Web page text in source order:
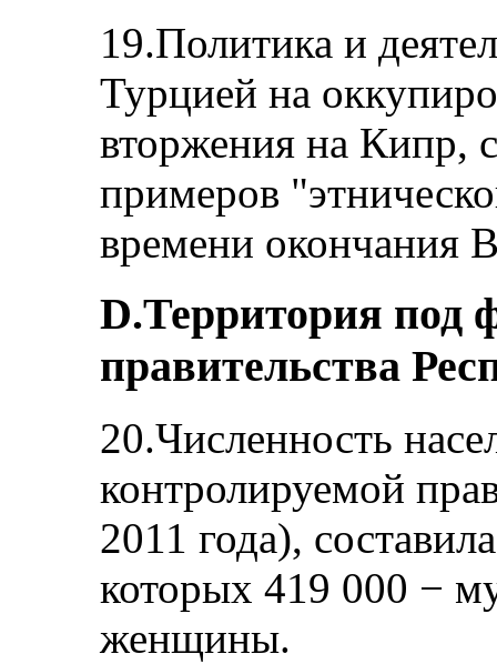
19.Политика и
Турцией на
вторжения на Кипр,
примеров
времени окончания
D.Территория под
правительства
20.Численность
контролируемой
2011 года),
которых 419 000 −
женщины.